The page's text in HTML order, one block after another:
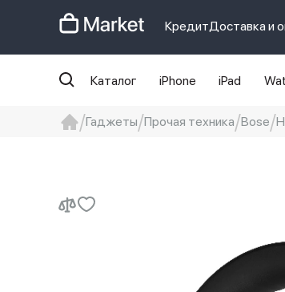
КредитДоставка и
Каталог iPhone iPad
Гаджеты Прочая техника Bose